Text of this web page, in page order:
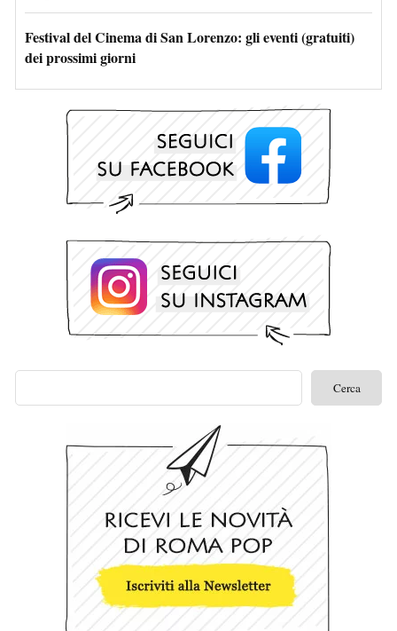
Festival del Cinema di San Lorenzo: gli eventi (gratuiti)
dei prossimi giorni